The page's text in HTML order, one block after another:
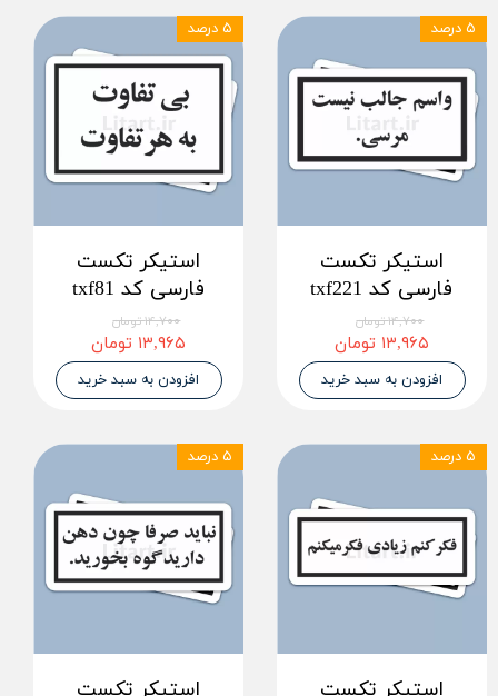
استیکر تکست
فارسی کد txf221
۱۴,۷۰۰ تومان
۱۳,۹۶۵ تومان
افزودن به سبد خرید
۵ درصد
استیکر تکست
فارسی کد txf81
۱۴,۷۰۰ تومان
۱۳,۹۶۵ تومان
افزودن به سبد خرید
۵ درصد
استیکر تکست
۵ درصد
استیکر تکست
۵ درصد